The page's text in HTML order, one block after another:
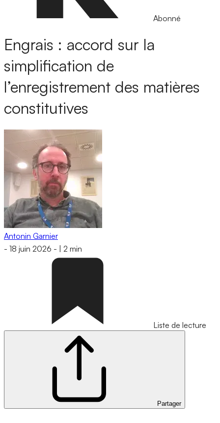
Abonné
Engrais : accord sur la
simplification de
l’enregistrement des matières
constitutives
Antonin Garnier
- 18 juin 2026 - 2 min
Liste de lecture
Partager